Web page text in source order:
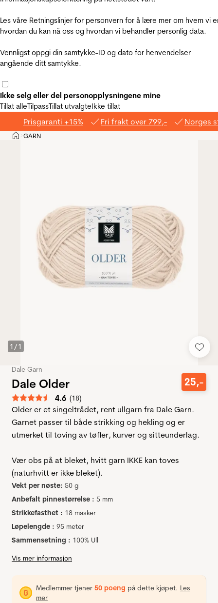
Les våre Retningslinjer for personvern for å lære mer om hvem vi
hvordan du kan nå oss og hvordan vi behandler personlig data.
Vennligst oppgi din samtykke-ID og dato for henvendelser
angående ditt samtykke.
Ikke selg eller del personopplysningene mine
Tillat alleTilpassTillat utvalgteIkke tillat
Prisgaranti +15% Fri frakt over 799,- Norges
Hjem
>GARN
1 /1
Dale Garn
Dale Older
Gjennomsnittskarakter:
4.6 (stemmer:
18)
25,-
Older er et singeltrådet, rent ullgarn fra Dale Garn.
Garnet passer til både strikking og hekling og er
utmerket til toving av tøfler, kurver og sitteunderlag.
Vær obs på at bleket, hvitt garn IKKE kan toves
(naturhvitt er ikke bleket).
Vekt per nøste: 50 g
Anbefalt pinnestørrelse : 5 mm
Strikkefasthet : 18 masker
Løpelengde : 95 meter
Sammensetning : 100% Ull
Vis mer informasjon
Medlemmer tjener 50 poeng på dette kjøpet. Les
mer